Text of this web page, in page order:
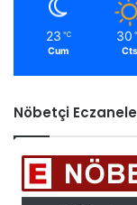
23 ℃
Cum
30
Cts
Nöbetçi